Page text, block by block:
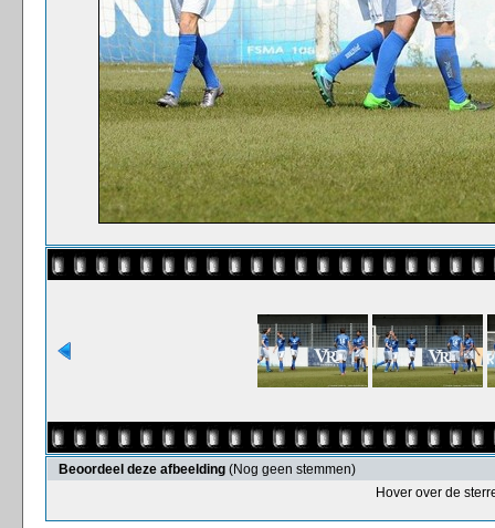
Beoordeel deze afbeelding (Nog geen stemmen)
Hover over de